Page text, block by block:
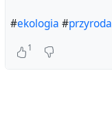
#ekologia #przyroda
1